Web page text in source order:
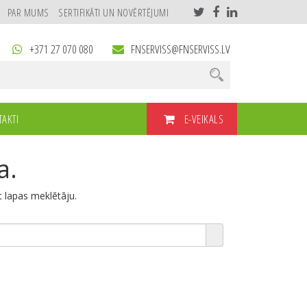
PAR MUMS SERTIFIKĀTI UN NOVĒRTĒJUMI
+371 27 070 080 FNSERVISS@FNSERVISS.LV
E-VEIKALS
lapas meklētāju.